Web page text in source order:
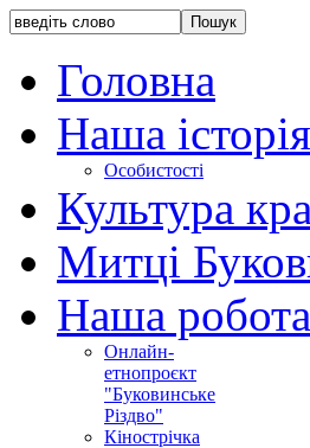
Головна
Наша історія
Особистості
Культура
Митці
Наша робота
Онлайн-
етнопроєкт
"Буковинське
Різдво"
Кінострічка